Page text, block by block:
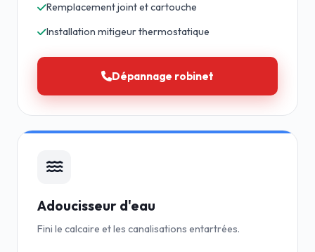
Remplacement joint et cartouche
Installation mitigeur thermostatique
Dépannage robinet
Adoucisseur d'eau
Fini le calcaire et les canalisations entartrées.